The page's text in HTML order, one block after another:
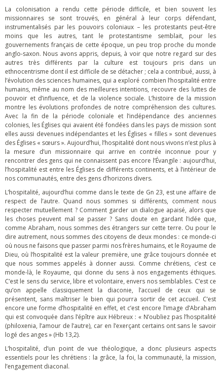
La colonisation a rendu cette période difficile, et bien souvent les
missionnaires se sont trouvés, en général à leur corps défendant,
instrumentalisés par les pouvoirs coloniaux – les protestants peut-être
moins que les autres, tant le protestantisme semblait, pour les
gouvernements français de cette époque, un peu trop proche du monde
anglo-saxon. Nous avons appris, depuis, à voir que notre regard sur des
autres très différents par la culture est toujours pris dans un
ethnocentrisme dont il est difficile de se détacher ; cela a contribué, aussi, à
l’évolution des sciences humaines, qui a exploré combien l’hospitalité entre
humains, même au nom des meilleures intentions, recouvre des luttes de
pouvoir et d’influence, et de la violence sociale. L’histoire de la mission
montre les évolutions profondes de notre compréhension des cultures.
Avec la fin de la période coloniale et l’indépendance des anciennes
colonies, les Églises qui avaient été fondées dans les pays de mission sont
elles aussi devenues indépendantes et les Églises « filles » sont devenues
des Églises « sœurs ». Aujourd’hui, l’hospitalité dont nous vivons n’est plus à
la mesure d’un missionnaire qui arrive en contrée inconnue pour y
rencontrer des gens qui ne connaissent pas encore l’Évangile : aujourd’hui,
l’hospitalité est entre les Églises de différents continents, et à l’intérieur de
nos communautés, entre des gens d’horizons divers.
L’hospitalité, aujourd’hui comme dans le texte de Gn 23, est une affaire de
respect de l’autre. Quand nous sommes si différents, comment nous
respecter mutuellement ? Comment garder un dialogue apaisé, alors que
les choses peuvent mal se passer ? Sans doute en gardant l’idée que,
comme Abraham, nous sommes des étrangers sur cette terre. Ou pour le
dire autrement, nous sommes des citoyens de deux mondes : ce monde-ci
où nous ne faisons que passer parmi nos frères humains, et le Royaume de
Dieu, où l’hospitalité est la valeur première, une grâce toujours donnée et
que nous sommes appelés à donner aussi. Comme chrétiens, c’est ce
monde-là, le Royaume, qui donne du sens à nos engagements éthiques.
C’est le sens du service, libre et volontaire, envers nos semblables. C’est ce
qu’on appelle classiquement la diaconie, l’accueil de ceux qui se
présentent, sans maîtriser le bien qui pourra sortir de cet accueil. C’est
encore une forme d’hospitalité en effet, et c’est encore l’image d’Abraham
qui est convoquée dans l’épître aux Hébreux : « N’oubliez pas l’hospitalité
(philoxenia, l’amour de l’autre), car en l’exerçant certains ont sans le savoir
logé des anges » (Hb 13,2).
L’hospitalité, d’un point de vue théologique, a donc plusieurs aspects
essentiels pour les chrétiens : la grâce, la foi, la communauté, la mission,
l’engagement diaconal.